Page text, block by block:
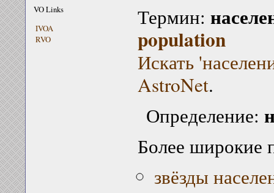
VO Links
IVOA
RVO
Термин:
population
Искать
AstroNet.
Определение:
Более широкие
звёзды